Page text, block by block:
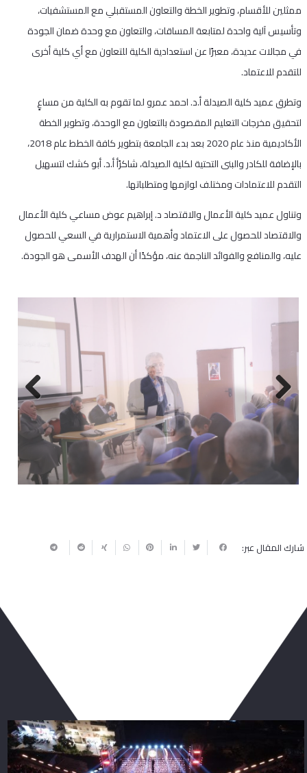
ممثلين للأقسام، وتطوير الخطة والتعاون المستقبلي مع المستشفيات،
وتأسيس آلية واحدة لمتابعة المساقات، والتعاون مع وحدة ضمان الجودة
في مجالات عديدة، معبرًا عن استعدادية الكلية للتعاون مع أي كلية أخرى
للتقدم للاعتماد.
وتطرق عميد كلية الصيدلة أ.د. احمد عمرو لما تقوم به الكلية من مساعٍ
لتحقيق مخرجات التعليم المقصودة بالتعاون مع الوحدة، وتطوير الخطة
الأكاديمية منذ عام 2020 بعد بدء الجامعة بتطوير كافة الخطط عام 2018،
بالإضافة للكادر والبنى التحتية لكلية الصيدلة، شاكرًأ أ.د. أبو كشك لتسهيل
التقدم للاعتمادات ومختلف لوازمها ومتطلباتها.
وتناول عميد كلية الأعمال والاقتصاد د. إبراهيم عوض مساعي كلية الأعمال
والاقتصاد للحصول على الاعتماد وأهمية الاستمرارية في السعي للحصول
عليه، والمنافع والفوائد الناجمة عنه، مؤكدًا أن الهدف الأسمى هو الجودة.
Previous
Next
شارك المقال عبر: